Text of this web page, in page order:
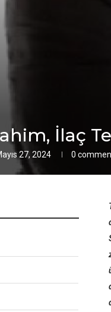
İlaç
27, 2024 0